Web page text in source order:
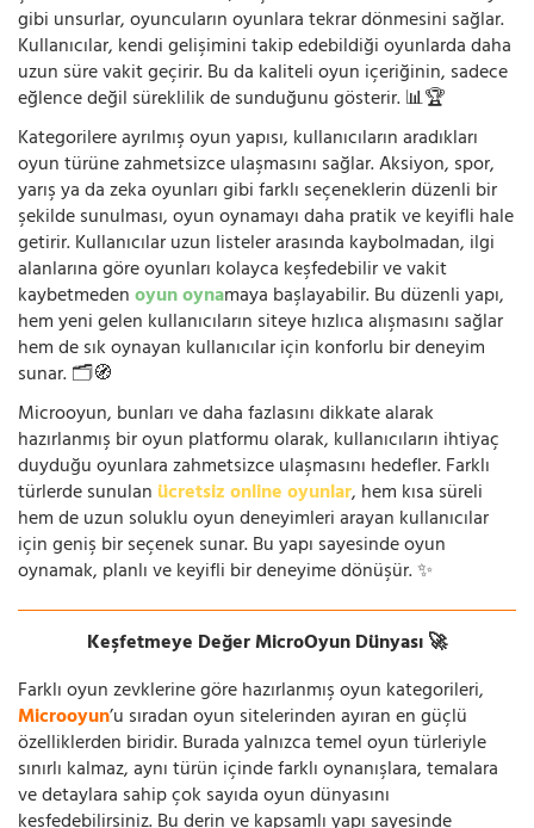
gibi unsurlar, oyuncuların oyunlara tekrar dönmesini sağlar.
Kullanıcılar, kendi gelişimini takip edebildiği oyunlarda daha
uzun süre vakit geçirir. Bu da kaliteli oyun içeriğinin, sadece
eğlence değil süreklilik de sunduğunu gösterir. 📊🏆
Kategorilere ayrılmış oyun yapısı, kullanıcıların aradıkları
oyun türüne zahmetsizce ulaşmasını sağlar. Aksiyon, spor,
yarış ya da zeka oyunları gibi farklı seçeneklerin düzenli bir
şekilde sunulması, oyun oynamayı daha pratik ve keyifli hale
getirir. Kullanıcılar uzun listeler arasında kaybolmadan, ilgi
alanlarına göre oyunları kolayca keşfedebilir ve vakit
kaybetmedenoyun oynamaya başlayabilir. Bu düzenli yapı,
hem yeni gelen kullanıcıların siteye hızlıca alışmasını sağlar
hem de sık oynayan kullanıcılar için konforlu bir deneyim
sunar. 🗂️🧭
Microoyun, bunları ve daha fazlasını dikkate alarak
hazırlanmış bir oyun platformu olarak, kullanıcıların ihtiyaç
duyduğu oyunlara zahmetsizce ulaşmasını hedefler. Farklı
türlerde sunulan ücretsiz online oyunlar, hem kısa süreli
hem de uzun soluklu oyun deneyimleri arayan kullanıcılar
için geniş bir seçenek sunar. Bu yapı sayesinde oyun
oynamak, planlı ve keyifli bir deneyime dönüşür. ✨
Keşfetmeye Değer MicroOyun Dünyası 🚀
Farklı oyun zevklerine göre hazırlanmış oyun kategorileri,
Microoyun’u sıradan oyun sitelerinden ayıran en güçlü
özelliklerden biridir. Burada yalnızca temel oyun türleriyle
sınırlı kalmaz, aynı türün içinde farklı oynanışlara, temalara
ve detaylara sahip çok sayıda oyun dünyasını